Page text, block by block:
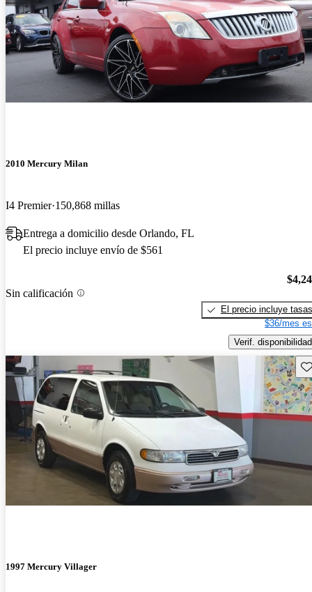
2010 Mercury Milan
I4 Premier 150,868 millas
Entrega a domicilio desde Orlando, FL
El precio incluye envío de $561
Sin calificación
El precio incluye tasas
$36/mes
Verif. disponibilidad
1997 Mercury Villager